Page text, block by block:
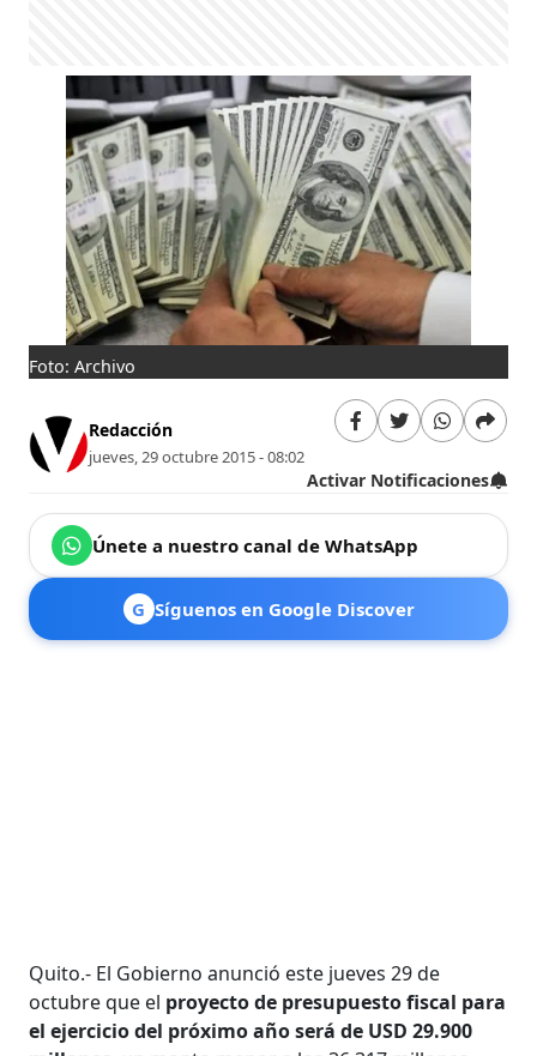
Foto: Archivo
Redacción
jueves, 29 octubre 2015 - 08:02
Activar Notificaciones
Únete a nuestro canal de WhatsApp
G Síguenos en Google Discover
Quito.- El Gobierno anunció este jueves 29 de
octubre que el proyecto de presupuesto fiscal para
el ejercicio del próximo año será de USD 29.900